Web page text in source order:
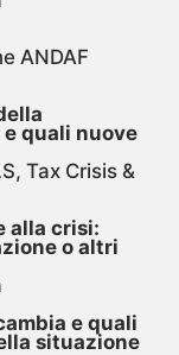
ANDAF
quali nuove
Tax Crisis &
alla crisi:
o altri
e quali
situazione